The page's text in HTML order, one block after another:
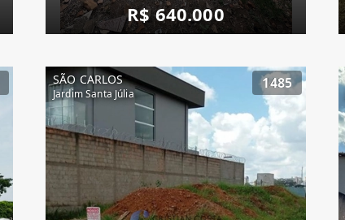
R$ 640.000
SÃO CARLOS
Jardim Santa Júlia
1485